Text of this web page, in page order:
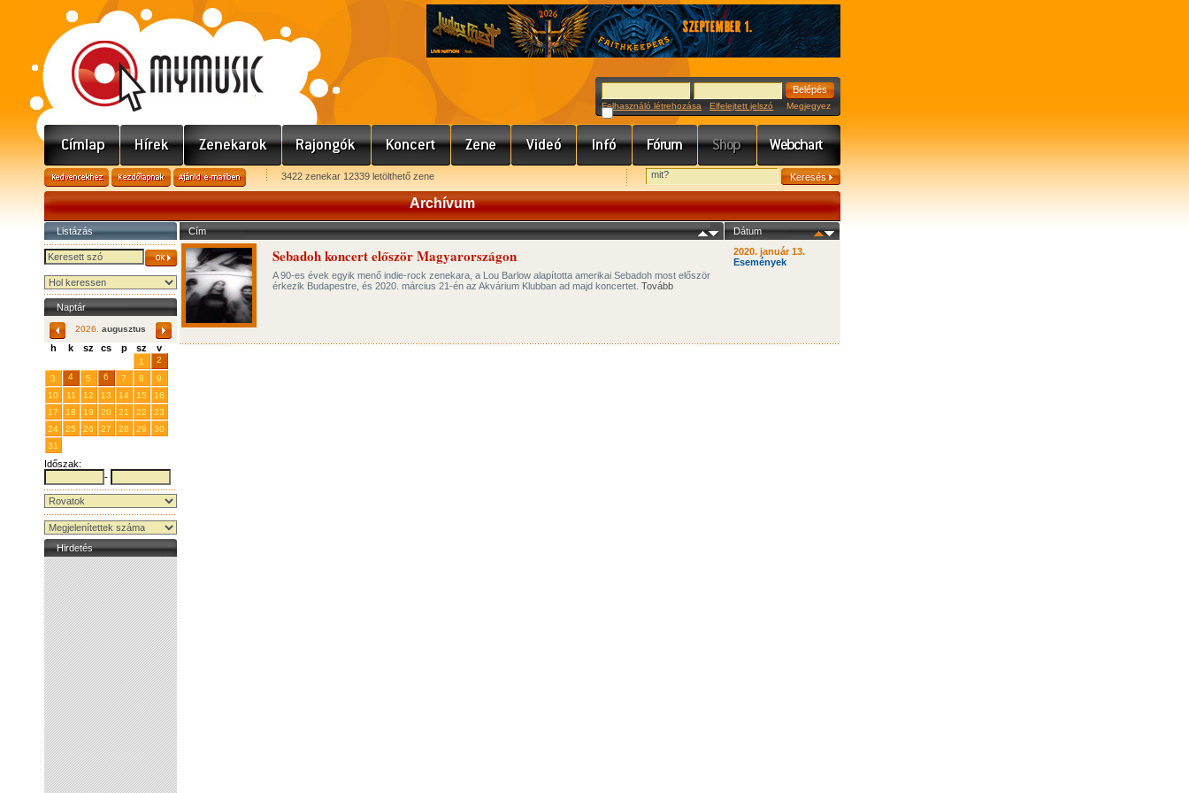
Felhasználó létrehozása Elfelejtett jelszó Megjegyez
3422 zenekar 12339 letölthető zene
Archívum
Listázás
Naptár
2026. augusztus
h k sz cs p sz v
1
2
3
4 5 6 7 8
9
10
11 12 13 14 15
16
17
18 19 20 21 22
23
24
25 26 27 28 29
30
31
Időszak:
-
Hirdetés
Cím Dátum
Sebadoh koncert először Magyarországon
A 90-es évek egyik menő indie-rock zenekara, a Lou Barlow alapította amerikai Sebadoh most először
érkezik Budapestre, és 2020. március 21-én az Akvárium Klubban ad majd koncertet. Tovább
2020. január 13.
Események